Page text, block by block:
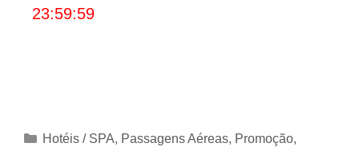
23:59:59
Categorias
Hotéis / SPA, Passagens Aéreas, Promoção,